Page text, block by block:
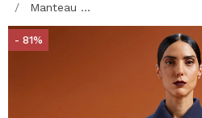
Manteau ...
- 81%